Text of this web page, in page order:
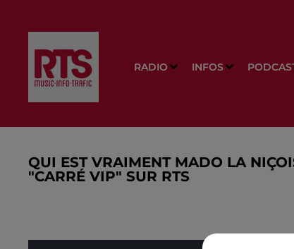
RADIO INFOS
QUI EST VRAIMENT MADO LA
"CARRÉ VIP" SUR RTS